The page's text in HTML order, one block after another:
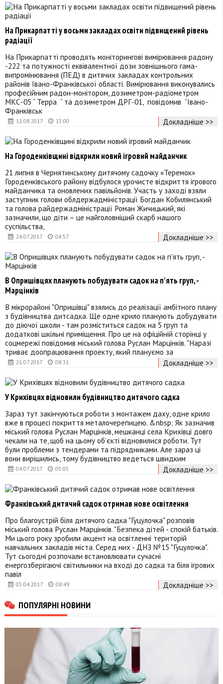
11.08.2017 13:00
На Прикарпатті у восьми закладах освіти підвищений рівень
радіації
На Прикарпатті проводять моніторингові вимірювання радону
-222 та потужності еквівалентної дози зовнішнього гама-
випромінювання (ПЕД) в дитячих закладах контрольних
районів Івано-Франківської області. Вимірювання виконувались
професійним радон-монітором, дозиметром-радіометром
МКС-05 “ Терра “ та дозиметром ДРГ-01, повідомив “Івано-
Франківськ
Докладніше >>
24.07.2017 04:57
На Городенківщині відкрили новий ігровий майданчик
21 липня в Чернятинському дитячому садочку «Теремок»
Городенківського району відбулося урочисте відкриття ігрового
майданчика та оновлених павільйонів. Участь у заході взяли
заступник голови облдержадміністрації Богдан Кобилянський
та голова райдержадміністрації Роман Жичицький, які
зазначили, що діти – це найголовніший скарб нашого
суспільства,
Докладніше >>
21.07.2017 08:31
В Опришівцях планують побудувати садок на п'ять груп, -
Марцінків
В мікрорайоні "Опришівці" взялись до реалізації амбітного плану
з будівництва дитсадка. Ще одне крило планують добудувати
до діючої школи - там розміститься садок на 5 груп та
додаткові шкільні приміщення. Про це на офіційній сторінці у
соцмережі повідомив міський голова Руслан Марцінків. "Наразі
триває доопрацювання проекту, який плануємо за
Докладніше >>
04.07.2017 05:05
У Крихівцях відновили будівництво дитячого садка
Зараз тут закінчуються роботи з монтажем даху, одне крило
вже в процесі покриття металочерепицею. &nbsp; Як зазначив
міський голова Руслан Марцінків, мешканці села Крихівці довго
чекали на те, щоб на цьому об’єкті відновилися роботи. Тут
були проблеми з тендерами та підрядниками. Але зараз ці
вони вирішились, тому будівництво ведеться швидким
Докладніше >>
05.04.2017 08:49
Франківський дитячий садок отримав нове освітлення
Про благоустрій біля дитячого садка "Гуцулочка" розповів
міський голова Руслан Марцінків. "Безпека дітей - спокій батьків.
Ми цього року зробили акцент на освітленні територій
навчальних закладів міста. Серед них - ДНЗ №15 "Гуцулочка".
Тут сьогодні розпочали встановлювати сучасні
енергозберігаючі світильники на вході до садка та біля ігрових
павіл
Докладніше >>
ПОПУЛЯРНІ НОВИНИ